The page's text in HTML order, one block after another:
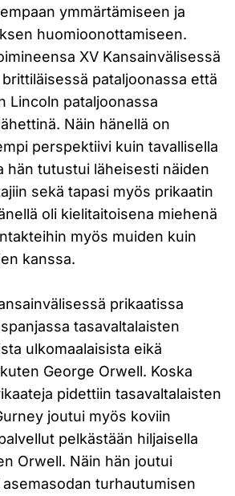
ymmärtämiseen ja
huomioonottamiseen.
XV Kansainvälisessä
pataljoonassa että
Lincoln pataljoonassa
Näin hänellä on
perspektiivi kuin tavallisella
hän tutustui läheisesti näiden
sekä tapasi myös prikaatin
oli kielitaitoisena miehenä
myös muiden kuin
kanssa.
prikaatissa
tasavaltalaisten
ulkomaalaisista eikä
George Orwell. Koska
pidettiin tasavaltalaisten
joutui myös koviin
pelkästään hiljaisella
Orwell. Näin hän joutui
turhautumisen